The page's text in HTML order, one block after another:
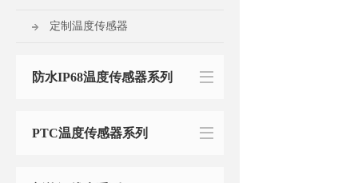
定制温度传感器
防水IP68温度传感器系列
PTC温度传感器系列